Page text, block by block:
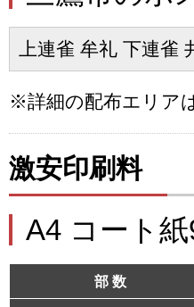
上連雀 牟礼 下連雀
※詳細の配布エリア
激安印刷料
A4 コート
部 数